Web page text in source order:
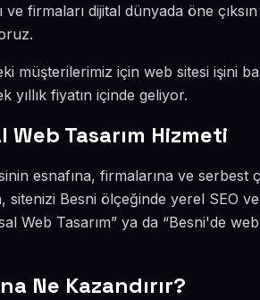
ve firmaları dijital dünyada öne
müşterilerimiz için web sitesi işini
yıllık fiyatın içinde geliyor.
Web Tasarım Hizmeti
esnafına, firmalarına ve serbest
sitenizi Besni ölçeğinde yerel SEO
Web Tasarım” ya da “Besni'de
Ne Kazandırır?